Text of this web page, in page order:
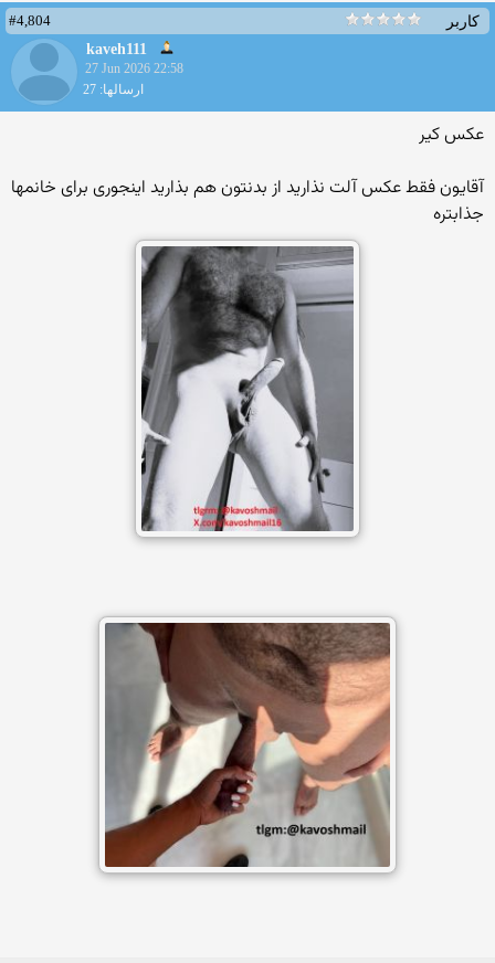
کاربر
#4,804
kaveh111
27 Jun 2026 22:58
ارسالها: 27
عکس کیر
آقایون فقط عکس آلت نذارید از بدنتون هم بذارید اینجوری برای خانمها
جذابتره